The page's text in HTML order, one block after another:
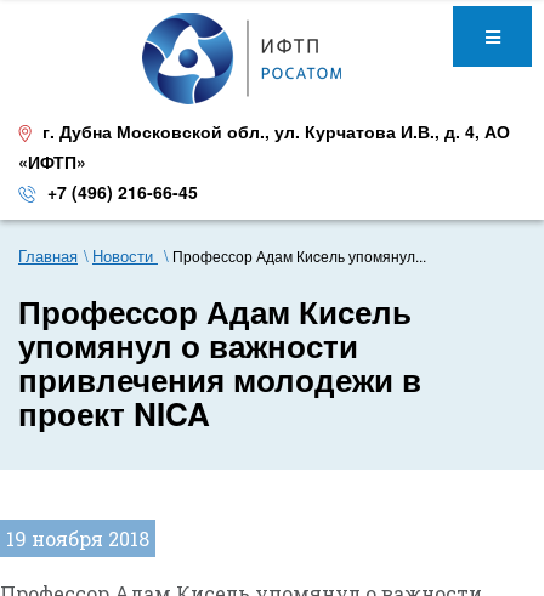
г. Дубна Московской обл., ул. Курчатова И.В., д. 4, АО
«ИФТП»
+7 (496) 216-66-45
Главная Новости Профессор Адам Киcель упомянул...
Профессор Адам Киcель
упомянул о важности
привлечения молодежи в
проект NICA
19 ноября 2018